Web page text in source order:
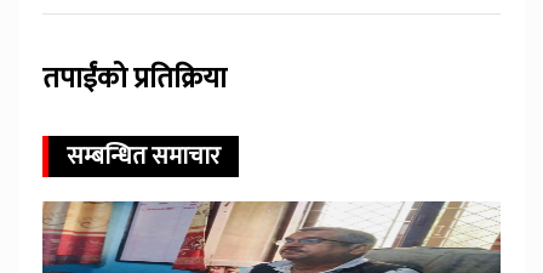
तपाईंको प्रतिक्रिया
सम्बन्धित समाचार